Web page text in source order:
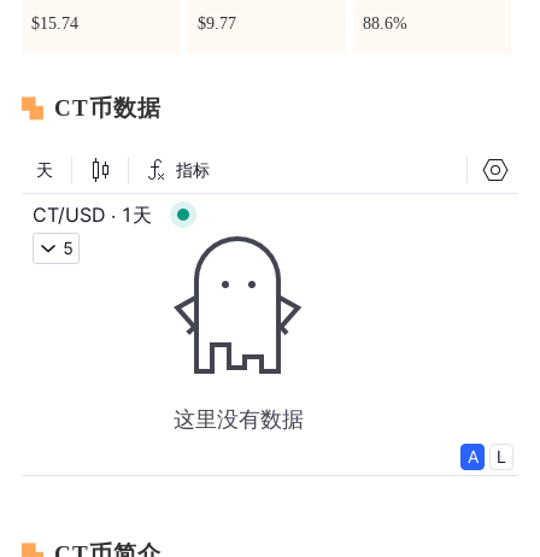
$15.74
$9.77
88.6%
CT币数据